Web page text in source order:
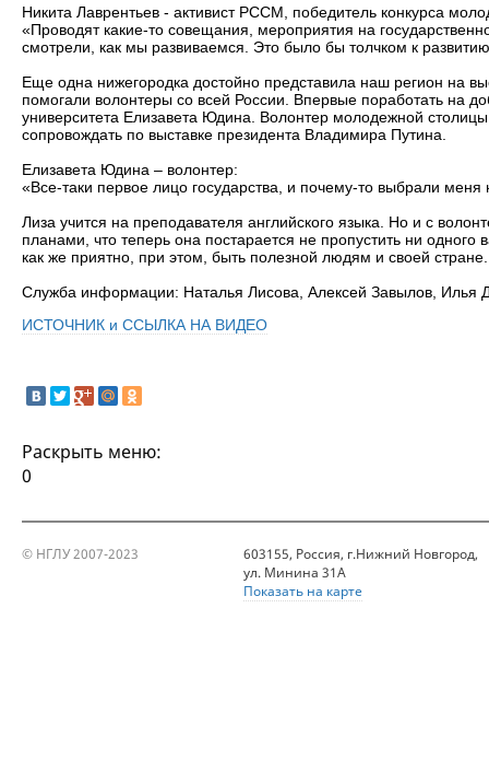
Никита Лаврентьев - активист РССМ, победитель конкурса
«Проводят какие-то совещания, мероприятия на
смотрели, как мы развиваемся. Это было бы толчком к
Еще одна нижегородка достойно представила наш регион на
помогали волонтеры со всей России. Впервые поработать на
университета Елизавета Юдина. Волонтер молодежной столицы
сопровождать по выставке президента Владимира Путина.
Елизавета Юдина – волонтер:
«Все-таки первое лицо государства, и почему-то выбрали
Лиза учится на преподавателя английского языка. Но и с
планами, что теперь она постарается не пропустить ни
как же приятно, при этом, быть полезной людям и своей стране.
Служба информации: Наталья Лисова, Алексей Завылов, Илья
ИСТОЧНИК и ССЫЛКА НА ВИДЕО
Раскрыть меню:
0
© НГЛУ 2007-2023
603155, Россия, г.Нижний Новгород,
ул. Минина 31А
Показать на карте